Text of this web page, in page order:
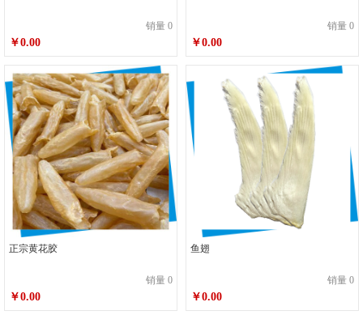
销量 0
￥0.00
销量 0
￥0.00
正宗黄花胶
销量 0
￥0.00
鱼翅
销量 0
￥0.00